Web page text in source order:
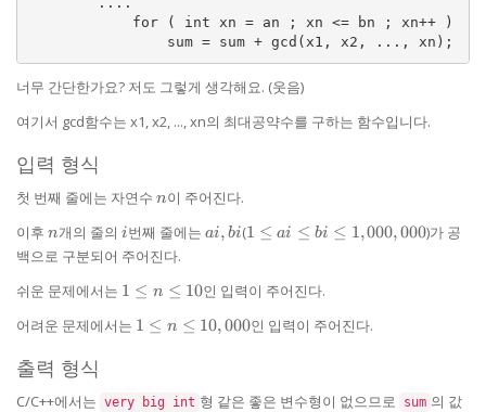
너무 간단한가요? 저도 그렇게 생각해요. (웃음)
여기서 gcd함수는 x1, x2, ..., xn의 최대공약수를 구하는 함수입니다.
입력 형식
첫 번째 줄에는 자연수 n
n이 주어진다.
이후 n
n개의 줄의 ii번째 줄에는 ai,
ai, bi(1 \le ai
1 ≤ ai ≤ bi ≤ 1,000,000)가 공
백으로 구분되어 주어진다.
쉬운 문제에서는 1
n
1 ≤ n ≤ 10인 입력이 주어진다.
어려운 문제에서는 1 \le n
1 ≤ n ≤ 10,000인 입력이 주어진다.
출력 형식
C/C++에서는 very big int 형 같은 좋은 변수형이 없으므로 sum 의 값